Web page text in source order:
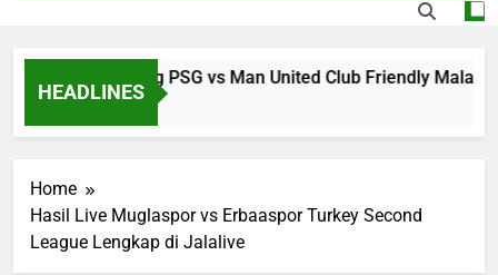
HEADLINES
Nikmati Streaming PSG vs Man United Club Friendly
7 Hours Ago
Home
Hasil Live Muglaspor vs Erbaaspor Turkey Second
League Lengkap di Jalalive